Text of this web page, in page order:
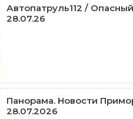
Автопатруль112 /
28.07.26
Панорама. Новости
28.07.2026